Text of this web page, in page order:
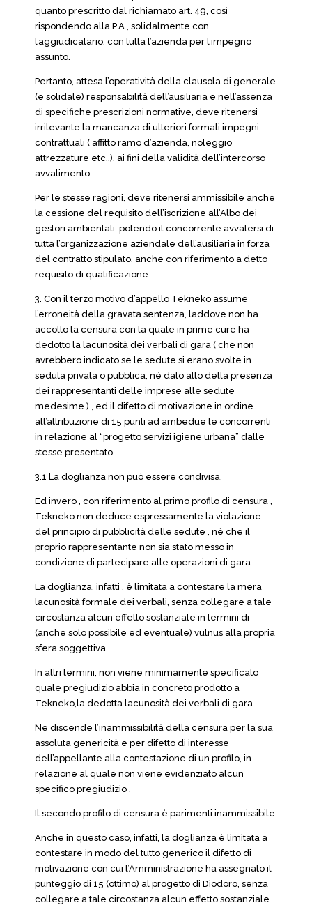
quanto prescritto dal richiamato art. 49, così
rispondendo alla P.A., solidalmente con
l’aggiudicatario, con tutta l’azienda per l’impegno
assunto.
Pertanto, attesa l’operatività della clausola di generale
(e solidale) responsabilità dell’ausiliaria e nell’assenza
di specifiche prescrizioni normative, deve ritenersi
irrilevante la mancanza di ulteriori formali impegni
contrattuali ( affitto ramo d’azienda, noleggio
attrezzature etc..), ai fini della validità dell’intercorso
avvalimento.
Per le stesse ragioni, deve ritenersi ammissibile anche
la cessione del requisito dell’iscrizione all’Albo dei
gestori ambientali, potendo il concorrente avvalersi di
tutta l’organizzazione aziendale dell’ausiliaria in forza
del contratto stipulato, anche con riferimento a detto
requisito di qualificazione.
3. Con il terzo motivo d’appello Tekneko assume
l’erroneità della gravata sentenza, laddove non ha
accolto la censura con la quale in prime cure ha
dedotto la lacunosità dei verbali di gara ( che non
avrebbero indicato se le sedute si erano svolte in
seduta privata o pubblica, né dato atto della presenza
dei rappresentanti delle imprese alle sedute
medesime ) , ed il difetto di motivazione in ordine
all’attribuzione di 15 punti ad ambedue le concorrenti
in relazione al “progetto servizi igiene urbana” dalle
stesse presentato .
3.1 La doglianza non può essere condivisa.
Ed invero , con riferimento al primo profilo di censura ,
Tekneko non deduce espressamente la violazione
del principio di pubblicità delle sedute , nè che il
proprio rappresentante non sia stato messo in
condizione di partecipare alle operazioni di gara.
La doglianza, infatti , è limitata a contestare la mera
lacunosità formale dei verbali, senza collegare a tale
circostanza alcun effetto sostanziale in termini di
(anche solo possibile ed eventuale) vulnus alla propria
sfera soggettiva.
In altri termini, non viene minimamente specificato
quale pregiudizio abbia in concreto prodotto a
Tekneko,la dedotta lacunosità dei verbali di gara .
Ne discende l’inammissibilità della censura per la sua
assoluta genericità e per difetto di interesse
dell’appellante alla contestazione di un profilo, in
relazione al quale non viene evidenziato alcun
specifico pregiudizio .
Il secondo profilo di censura è parimenti inammissibile.
Anche in questo caso, infatti, la doglianza è limitata a
contestare in modo del tutto generico il difetto di
motivazione con cui l’Amministrazione ha assegnato il
punteggio di 15 (ottimo) al progetto di Diodoro, senza
collegare a tale circostanza alcun effetto sostanziale